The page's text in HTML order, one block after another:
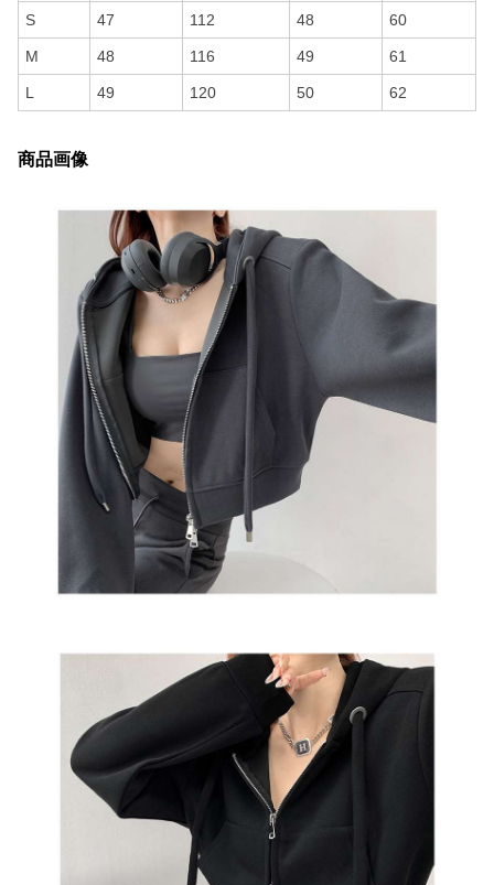
S 47 112 48 60
M 48 116 49 61
L 49 120 50 62
商品画像